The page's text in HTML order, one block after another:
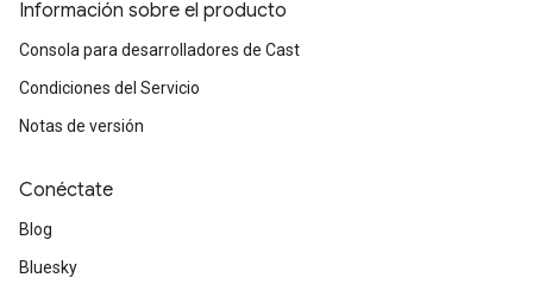
Información sobre el producto
Consola para desarrolladores de Cast
Condiciones del Servicio
Notas de versión
Conéctate
Blog
Bluesky